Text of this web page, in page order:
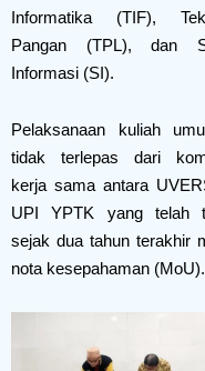
Informatika (TIF),
Pangan (TPL), dan
Informasi (SI).
Pelaksanaan kuliah
tidak terlepas dari
kerja sama antara
UPI YPTK yang telah
sejak dua tahun terakhir
nota kesepahaman (MoU).